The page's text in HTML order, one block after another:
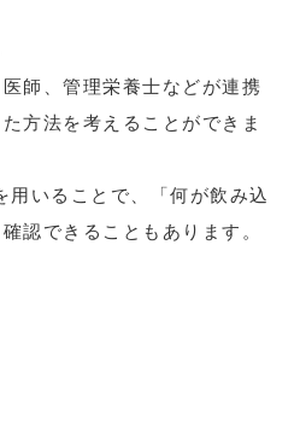
師、管理栄養士などが連携
方法を考えることができま
用いることで、「何が飲み込
認できることもあります。